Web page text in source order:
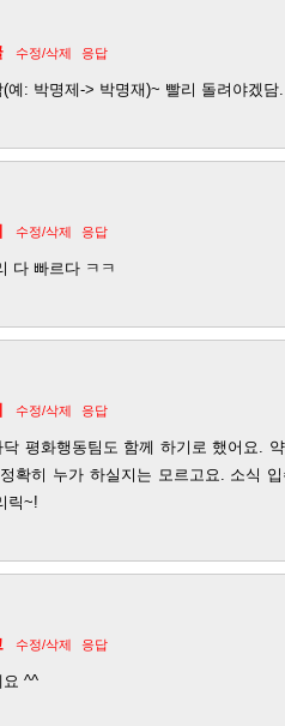
수정/삭제 응답
예: 박명제-> 박명재)~ 빨리 돌려야겠담.
수정/삭제 응답
다 빠르다 ㅋㅋ
수정/삭제 응답
닥 평화행동팀도 함께 하기로 했어요.
확히 누가 하실지는 모르고요. 소식
릭~!
수정/삭제 응답
요 ^^